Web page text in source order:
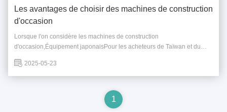
Les avantages de choisir des machines de construction
d'occasion
Lorsque l'on considère les machines de construction
d'occasion,Équipement japonaisPour les acheteurs de Taïwan et du
machines de construction japonaises d'occasion: 1Qualité et fiabilité
inégalées: "Fait au Japon" Réputation:Des ...
2025-05-23
1